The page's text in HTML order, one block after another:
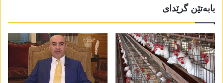
بابەتێن گرێدای